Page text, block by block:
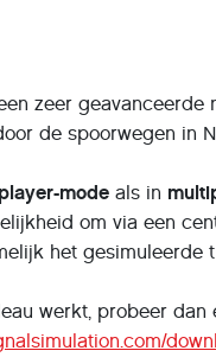
zeer
de spoorwegen in
mode als in
om via een
het gesimuleerde
werkt, probeer